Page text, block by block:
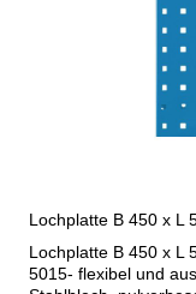
Lochplatte B 450 x L
Lochplatte B 450 x L
5015- flexibel und